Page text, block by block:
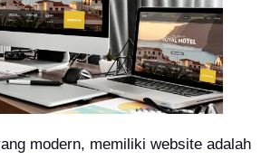
modern, memiliki website adalah